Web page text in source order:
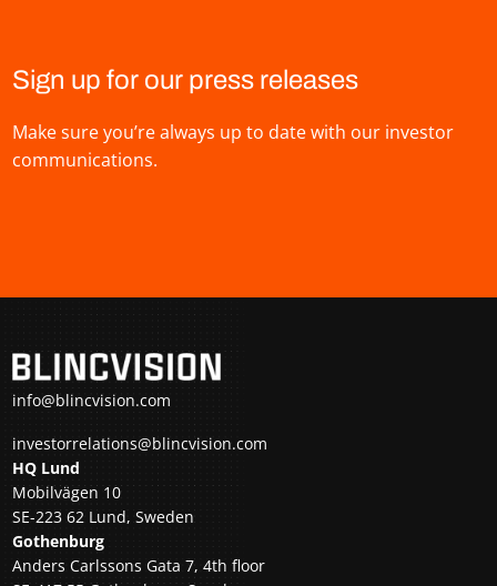
Sign up for our press releases
Make sure you’re always up to date with our investor
communications.
info@blincvision.com
investorrelations@blincvision.com
HQ Lund
Mobilvägen 10
SE-223 62 Lund, Sweden
Gothenburg
Anders Carlssons Gata 7, 4th floor